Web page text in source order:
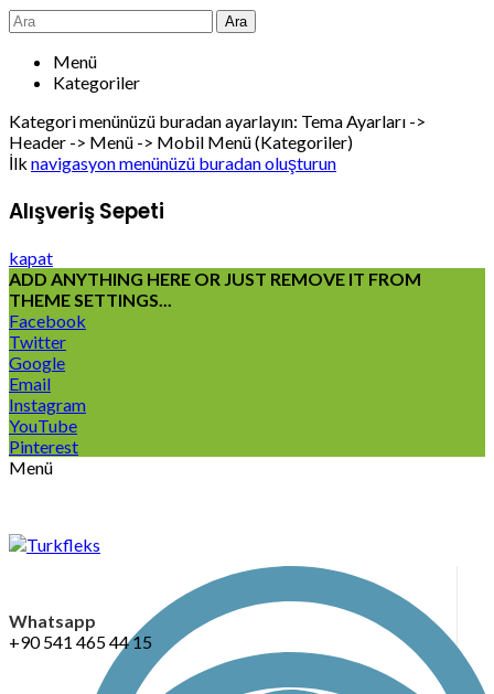
Ara
Menü
Kategoriler
Kategori menünüzü buradan ayarlayın: Tema Ayarları ->
Header -> Menü -> Mobil Menü (Kategoriler)
İlk navigasyon menünüzü buradan oluşturun
Alışveriş Sepeti
kapat
ADD ANYTHING HERE OR JUST REMOVE IT FROM
THEME SETTINGS...
Facebook
Twitter
Google
Email
Instagram
YouTube
Pinterest
Menü
Whatsapp
+90 541 465 44 15